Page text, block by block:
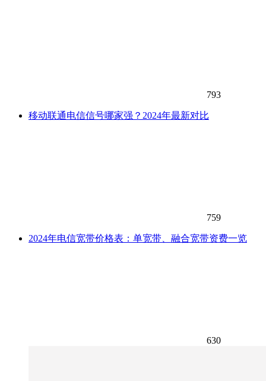
793
移动联通电信信号哪家强？2024年最新对比
759
2024年电信宽带价格表：单宽带、融合宽带资费一览
630